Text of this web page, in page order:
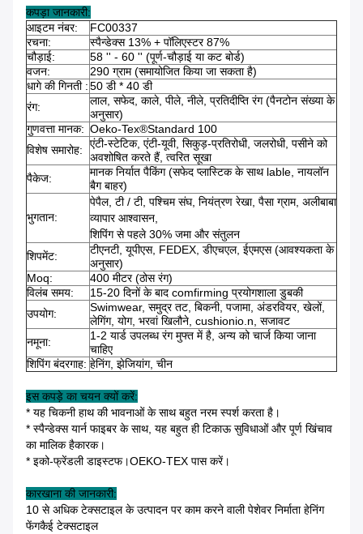
कपड़ा जानकारी:
आइटम नंबर:
FC00337
रचना:
स्पैन्डेक्स 13% + पॉलिएस्टर 87%
चौड़ाई:
58 '' - 60 '' (पूर्ण-चौड़ाई या कट बोर्ड)
वजन:
290 ग्राम (समायोजित किया जा सकता है)
धागे की गिनती :50 डी * 40 डी
रंग:
लाल, सफेद, काले, पीले, नीले, प्रतिदीप्ति रंग (पैनटोन संख्या के
अनुसार)
गुणवत्ता मानक: Oeko-Tex®Standard 100
विशेष समारोह:
एंटी-स्टेटिक, एंटी-यूवी, सिकुड़-प्रतिरोधी, जलरोधी, पसीने को
अवशोषित करते हैं, त्वरित सूखा
पैकेज:
मानक निर्यात पैकिंग (सफेद प्लास्टिक के साथ lable, नायलॉन
बैग बाहर)
भुगतान:
पेपैल, टी / टी, पश्चिम संघ, नियंत्रण रेखा, पैसा ग्राम, अलीबाबा
व्यापार आश्वासन,
शिपिंग से पहले 30% जमा और संतुलन
शिपमेंट:
टीएनटी, यूपीएस, FEDEX, डीएचएल, ईएमएस (आवश्यकता के
अनुसार)
Moq:
400 मीटर (ठोस रंग)
विलंब समय:
15-20 दिनों के बाद comfirming प्रयोगशाला डुबकी
उपयोग:
Swimwear, समुद्र तट, बिकनी, पजामा, अंडरवियर, खेलों,
लेगिंग, योग, भरवां खिलौने, cushionio.n, सजावट
नमूना:
1-2 यार्ड उपलब्ध रंग मुफ्त में है, अन्य को चार्ज किया जाना
चाहिए
शिपिंग बंदरगाह: हेनिंग, झेजियांग, चीन
इस कपड़े का चयन क्यों करें:
* यह चिकनी हाथ की भावनाओं के साथ बहुत नरम स्पर्श करता है।
* स्पैन्डेक्स यार्न फाइबर के साथ, यह बहुत ही टिकाऊ सुविधाओं और पूर्ण खिंचाव
का मालिक हैकारक।
* इको-फ्रेंडली डाइस्टफ।OEKO-TEX पास करें।
कारखाना की जानकारी:
10 से अधिक टेक्सटाइल के उत्पादन पर काम करने वाली पेशेवर निर्माता हेनिंग
फेंगकैई टेक्सटाइल